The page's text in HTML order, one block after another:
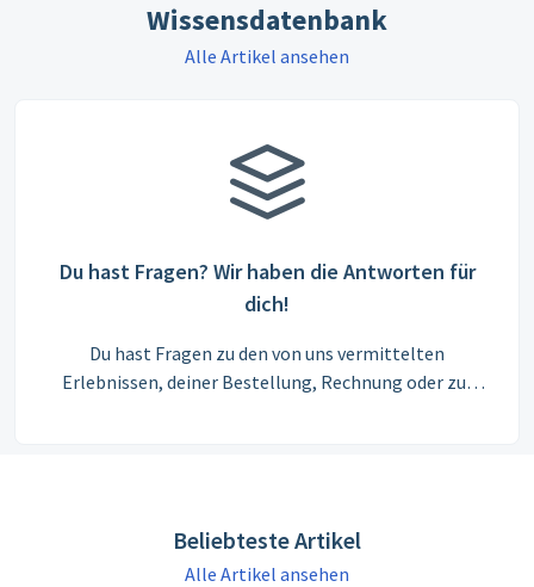
Wissensdatenbank
Alle Artikel ansehen
Du hast Fragen? Wir haben die Antworten für
dich!
Du hast Fragen zu den von uns vermittelten
Erlebnissen, deiner Bestellung, Rechnung oder zur
Beliebteste Artikel
Alle Artikel ansehen